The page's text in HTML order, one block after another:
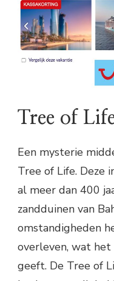
Tree of
Een mysterie
Tree of Life. Deze
al meer dan 400
zandduinen van
omstandigheden
overleven, wat het
geeft. De Tree of